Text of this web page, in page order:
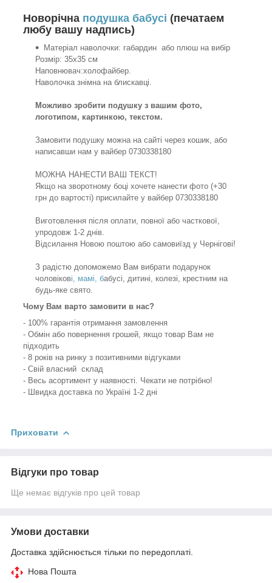
Новорічна подушка бабусі (печатаем
любу вашу надпись)
Матеріал наволочки: габардин або плюш на вибір
Розмір: 35х35 см
Наповнювач:холофайбер.
Наволочка знімна на блискавці.
Можливо зробити подушку з вашим фото,
логотипом, картинкою, текстом.
Замовити подушку можна на сайті через кошик, або
написавши нам у вайбер 0730338180
МОЖНА НАНЕСТИ ВАШ ТЕКСТ!
Якщо на зворотному боці хочете нанести фото (+30
грн до вартості) присилайте у вайбер 0730338180
Виготовлення після оплати, повної або часткової,
упродовж 1-2 днів.
Відсилання Новою поштою або самовиїзд у Чернігові!
З радістю допоможемо Вам вибрати подарунок
чоловікові, мамі, бабусі, дитині, колезі, крестним на
будь-яке свято.
Чому Вам варто замовити в нас?
- 100% гарантія отримання замовлення
- Обмін або повернення грошей, якщо товар Вам не
підходить
- 8 років на ринку з позитивними відгуками
- Свій власний склад
- Весь асортимент у наявності. Чекати не потрібно!
- Швидка доставка по Україні 1-2 дні
Приховати
Відгуки про товар
Ще немає відгуків про цей товар
Умови доставки
Доставка здійснюється тільки по передоплаті.
Нова Пошта